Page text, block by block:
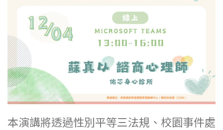
本演講將透過性別平等三法規、校園事件處